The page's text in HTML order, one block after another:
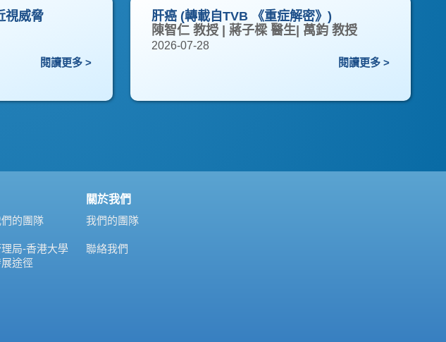
視威脅
閱讀更多 >
肝癌 (轉載自TVB 《重症解密》)
陳智仁 教授 | 蔣子樑 醫生| 萬鈞 教授
2026-07-28
閱讀更多 >
的團隊
局-香港大學
途徑
關於我們
我們的團隊
聯絡我們